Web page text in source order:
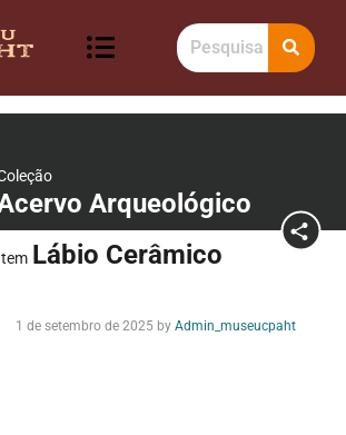
Arqueológico
Lábio Cerâmico
1 de setembro de 2025 by Admin_museucpaht